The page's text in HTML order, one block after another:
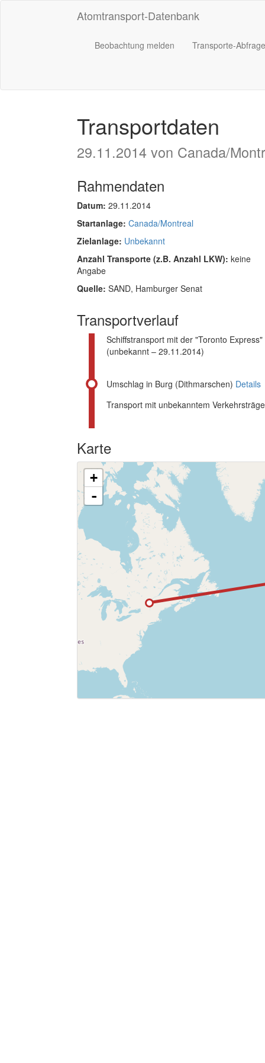
Atomtransport-Datenbank
Beobachtung melden Transporte-Abfrage
Transportdaten
29.11.2014 von Canada/
Rahmendaten
Datum: 29.11.2014
Startanlage: Canada/Montreal
Zielanlage: Unbekannt
Anzahl Transporte (z.B. Anzahl LKW): keine
Angabe
Quelle: SAND, Hamburger Senat
Transportverlauf
Schiffstransport mit der "Toronto
(unbekannt – 29.11.2014)
Umschlag in Burg (Dithmarschen) Details
Transport mit unbekanntem
Karte
+
-